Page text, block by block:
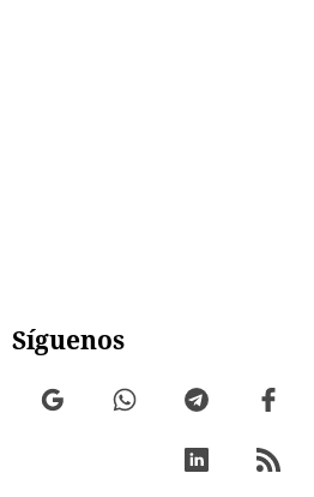
Síguenos